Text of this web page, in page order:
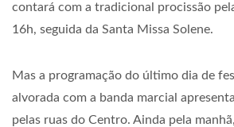
contará com a tradicional procissão
16h, seguida da Santa Missa Solene.
Mas a programação do último dia de
alvorada com a banda marcial
pelas ruas do Centro. Ainda pela